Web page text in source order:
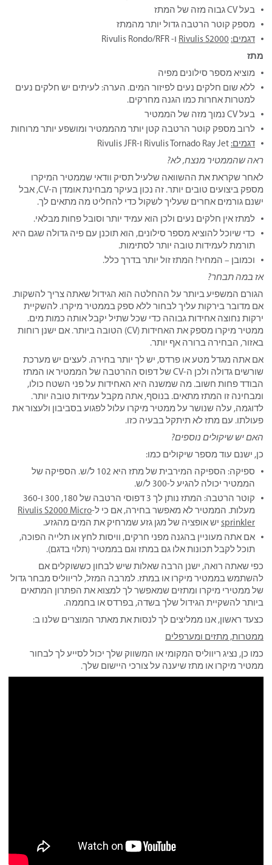
בעל CV גבוה מזה של המתז
מספק קוטר הרטבה גדול יותר מהמתז
דגמים: Rivulis S2000 ו- Rivulis Rondo/RFR
מתז
מוציא מספר סילונים מפיה
ללא שום חלקים נעים לפיזור המים. הערה: לעיתים יש חלקים נעים
למטרות אחרות כמו הגנה מחרקים.
בעל CV נמוך מזה של הממטיר
לרוב מספק קוטר הרטבה קטן יותר מהממטיר ומושפע יותר מרוחות
דגמים:
ראה שהממטיר מנצח, לא?
לאחר שקראת את ההשוואה שלעיל תסיק וודאי שממטיר המיקרו
מספק ביצועים טובים יותר. זה נכון בעיקר מבחינת אומדן ה-CV, אבל
ישנם גורמים אחרים שעליך לשקול כדי להחליט מה מתאים לך.
למתז אין חלקים נעים ולכן הוא עמיד יותר וסובל פחות מבלאי.
כדי שיוכל להוציא מספר סילונים, הוא תוכנן עם פיה גדולה שגם היא
תורמת לעמידות טובה יותר לסתימות.
וכמובן – המחיר! המתז זול יותר בדרך כלל.
אז במה תבחר?
הגורם המשפיע ביותר על ההחלטה הוא הגידול שאתה צריך להשקות.
אם מדובר בירקות עליך לבחור ללא ספק בממטיר מיקרו. להשקיית
ירקות נחוצה אחידות גבוהה כדי שכל שתיל יקבל אותה כמות מים.
ממטיר מיקרו מספק את האחידות (CV) הטובה ביותר. אם ישנן רוחות
באזור, הבחירה ברורה אף יותר.
אם אתה מגדל מטע או פרדס, יש לך יותר בחירה. לעצים יש מערכת
שורשים גדולה ולכן ה-CV של דפוס ההרטבה של הממטיר או המתז
הבודד פחות חשוב. מה שמשנה היא האחידות על פני השטח כולו,
ומבחינה זו המתז מתאים. בנוסף, אתה מקבל עמידות טובה יותר.
לדוגמה, עלה שנושר על ממטיר מיקרו עלול לפגוע בסביבון ולעצור את
פעולתו. עם מתז לא תיתקל בבעיה כזו.
האם יש שיקולים נוספים?
כן, ישנם עוד מספר שיקולים כמו:
ספיקה: הספיקה המירבית של מתז היא 102 ל/ש. הספיקה של
הממטיר יכולה להגיע ל-300 ל/ש.
קוטר הרטבה: המתז נותן לך 3 דפוסי הרטבה של 180, 300 ו-360
מעלות. הממטיר לא מאפשר בחירה, אם כי ל-Rivulis S2000 Micro
sprinkler יש אופציה של מגן גזע שמרחיק את המים מהגזע.
אם אתה מעוניין בהגנה מפני חרקים, וויסות לחץ או תלייה הפוכה,
תוכל לקבל תכונות אלו גם במתז וגם בממטיר (תלוי בדגם).
כפי שאתה רואה, ישנן הרבה שאלות שיש לבחון כששוקלים אם
להשתמש בממטיר מיקרו או במתז. למרבה המזל, לריווליס מבחר גדול
של ממטירי מיקרו ומתזים שמאפשר לך למצוא את הפתרון המתאים
ביותר להשקיית הגידול שלך בשדה, בפרדס או בחממה.
כצעד ראשון, אנו ממליצים לך לנסות את מאתר המוצרים שלנו ב:
ממטרות, מתזים ומערפלים
כמו כן, נציג ריווליס המקומי או המשווק שלך יכול לסייע לך לבחור
ממטיר מיקרו או מתז שיענה על צורכי היישום שלך.